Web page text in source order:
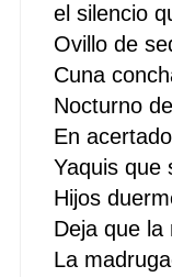
el silencio
Ovillo de
Cuna
Nocturno
En
Yaquis que
Hijos
Deja que la
La